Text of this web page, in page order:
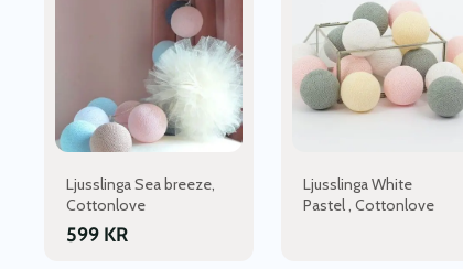
Ljusslinga Sea breeze,
Cottonlove
599 KR
alternativen
kan
väljas
produktsidan
Ljusslinga White
Pastel , Cottonlove
flera
varianter.
De
olika
väljas